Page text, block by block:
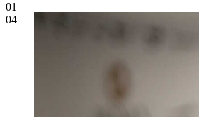
01
04